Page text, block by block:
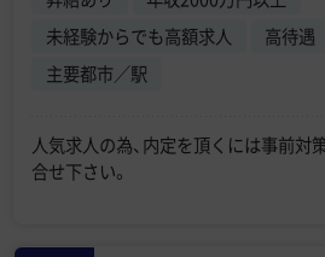
未経験からでも高額求人
高待遇
主要都市／駅
人気求人の為、内定を頂くには事前対
合せ下さい。